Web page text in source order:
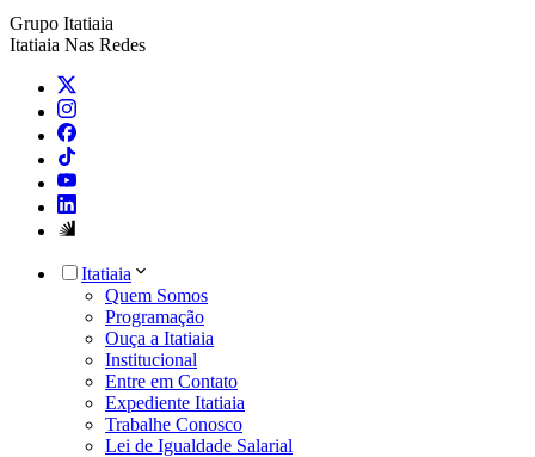
Grupo Itatiaia
Itatiaia Nas Redes
Itatiaia
Quem Somos
Programação
Ouça a Itatiaia
Institucional
Entre em Contato
Expediente Itatiaia
Trabalhe Conosco
Lei de Igualdade Salarial